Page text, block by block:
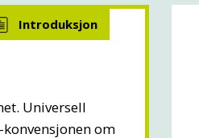
Universell
om